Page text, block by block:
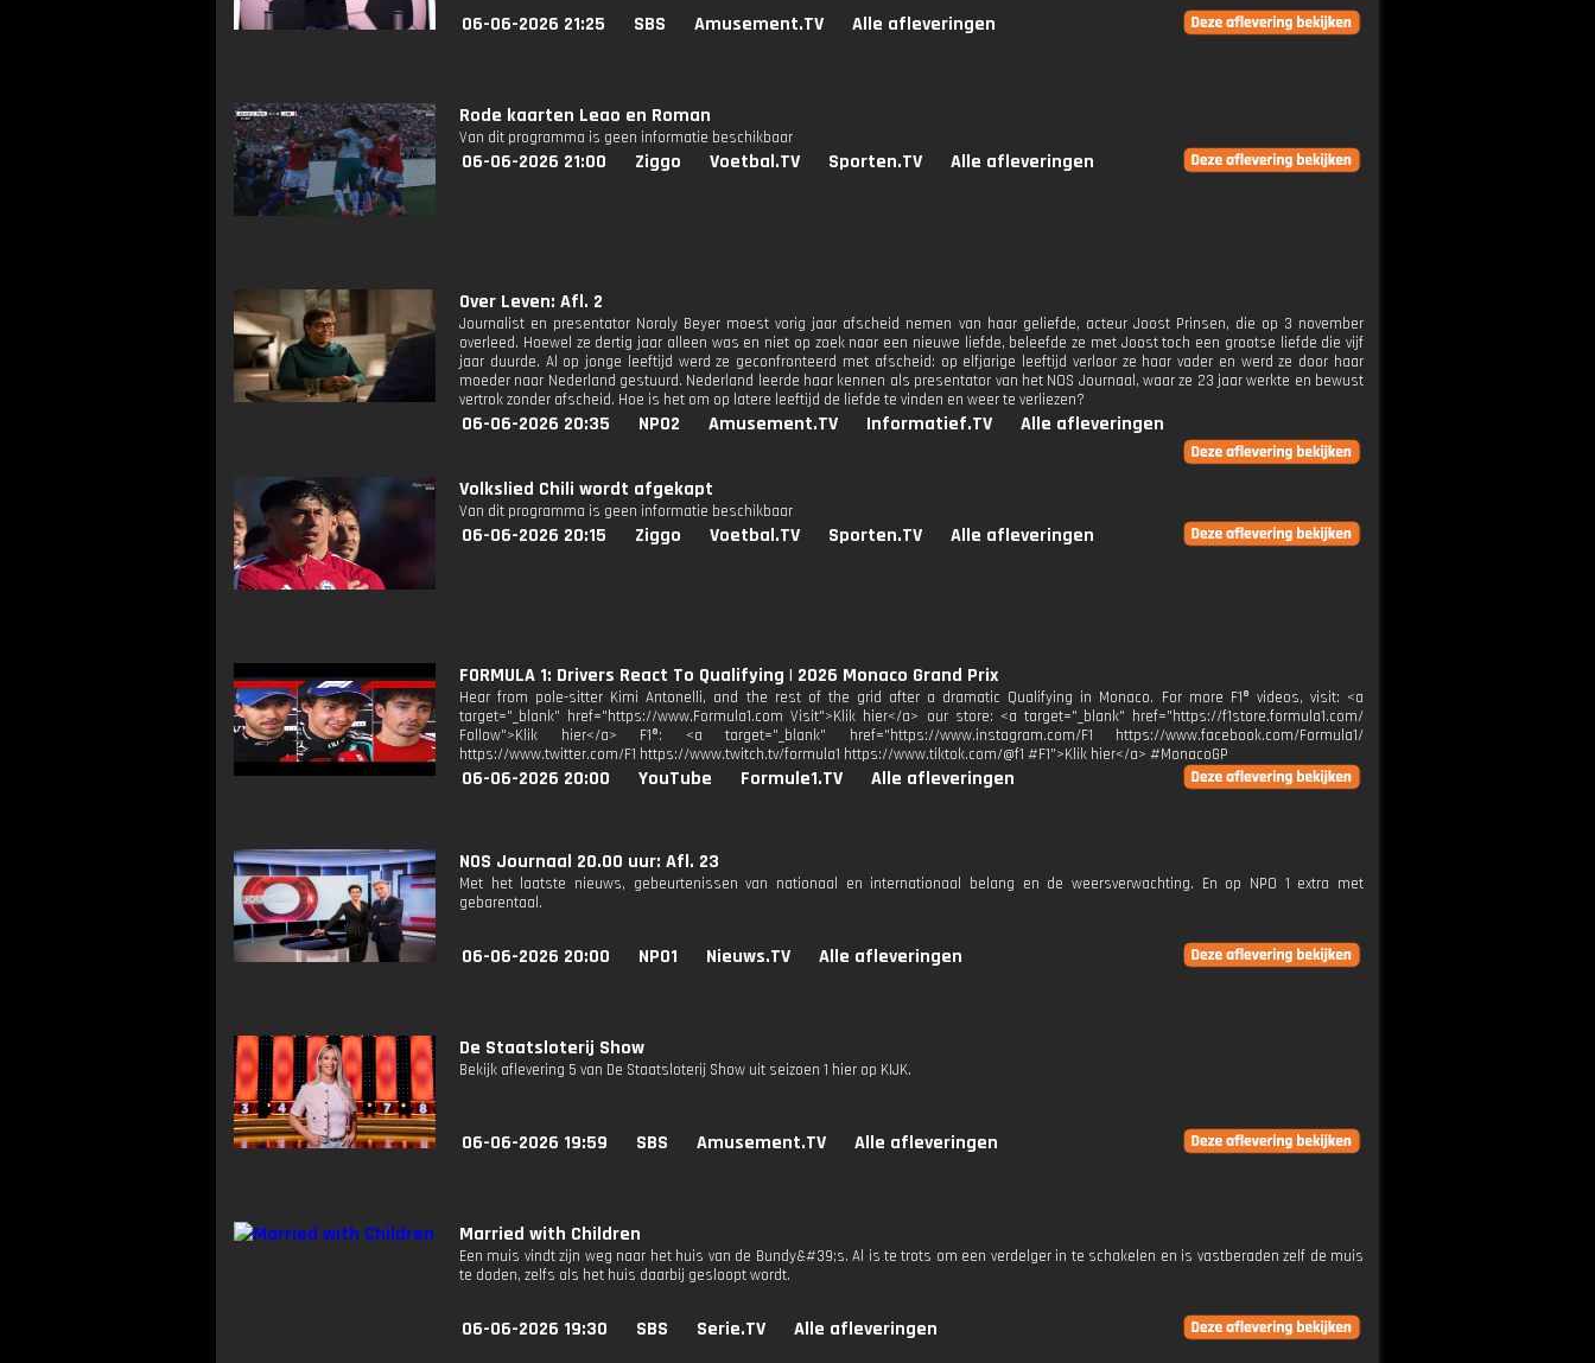
06-06-2026 21:25 SBS Amusement.TV Alle afleveringen
Rode kaarten Leao en Roman
Van dit programma is geen informatie beschikbaar
06-06-2026 21:00 Ziggo Voetbal.TV Sporten.TV Alle afleveringen
Over Leven: Afl. 2
Journalist en presentator Noraly Beyer moest vorig jaar afscheid nemen van haar geliefde, acteur Joost Prinsen, die op 3 november
overleed. Hoewel ze dertig jaar alleen was en niet op zoek naar een nieuwe liefde, beleefde ze met Joost toch een grootse liefde die vijf
jaar duurde. Al op jonge leeftijd werd ze geconfronteerd met afscheid: op elfjarige leeftijd verloor ze haar vader en werd ze door haar
moeder naar Nederland gestuurd. Nederland leerde haar kennen als presentator van het NOS Journaal, waar ze 23 jaar werkte en bewust
vertrok zonder afscheid. Hoe is het om op latere leeftijd de liefde te vinden en weer te verliezen?
06-06-2026 20:35 NPO2 Amusement.TV Informatief.TV Alle afleveringen
Volkslied Chili wordt afgekapt
Van dit programma is geen informatie beschikbaar
06-06-2026 20:15 Ziggo Voetbal.TV Sporten.TV Alle afleveringen
FORMULA 1: Drivers React To Qualifying | 2026 Monaco Grand Prix
Hear from pole-sitter Kimi Antonelli, and the rest of the grid after a dramatic Qualifying in Monaco. For more F1® videos, visit: <a
target="_blank" href="https://www.Formula1.com Visit">Klik hier</a> our store: <a target="_blank" href="https://f1store.formula1.com/
Follow">Klik hier</a> F1®: <a target="_blank" href="https://www.instagram.com/F1 https://www.facebook.com/Formula1/
https://www.twitter.com/F1 https://www.twitch.tv/formula1 https://www.tiktok.com/@f1 #F1">Klik hier</a> #MonacoGP
06-06-2026 20:00 YouTube Formule1.TV Alle afleveringen
NOS Journaal 20.00 uur: Afl. 23
Met het laatste nieuws, gebeurtenissen van nationaal en internationaal belang en de weersverwachting. En op NPO 1 extra met
gebarentaal.
06-06-2026 20:00 NPO1 Nieuws.TV Alle afleveringen
De Staatsloterij Show
Bekijk aflevering 5 van De Staatsloterij Show uit seizoen 1 hier op KIJK.
06-06-2026 19:59 SBS Amusement.TV Alle afleveringen
Married with Children
Een muis vindt zijn weg naar het huis van de Bundy&#39;s. Al is te trots om een verdelger in te schakelen en is vastberaden zelf de muis
te doden, zelfs als het huis daarbij gesloopt wordt.
06-06-2026 19:30 SBS Serie.TV Alle afleveringen